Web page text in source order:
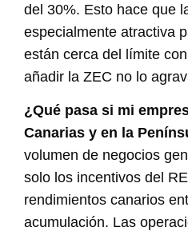
del 30%. Esto hace que
especialmente atractiva
están cerca del límite
añadir la ZEC no lo
¿Qué pasa si mi
Canarias y en la
volumen de negocios
solo los incentivos del
rendimientos canarios
acumulación. Las